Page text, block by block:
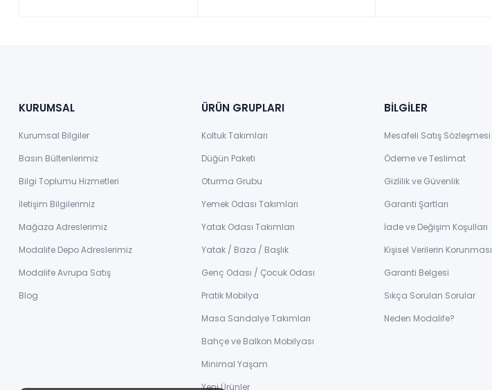
KURUMSAL
Kurumsal Bilgiler
Basın Bültenlerimiz
Bilgi Toplumu Hizmetleri
İletişim Bilgilerimiz
Mağaza Adreslerimiz
Modalife Depo Adreslerimiz
Modalife Avrupa Satış
Blog
ÜRÜN GRUPLARI
Koltuk Takımları
Düğün Paketi
Oturma Grubu
Yemek Odası Takımları
Yatak Odası Takımları
Yatak / Baza / Başlık
Genç Odası / Çocuk Odası
Pratik Mobilya
Masa Sandalye Takımları
Bahçe ve Balkon Mobilyası
Minimal Yaşam
Yeni Ürünler
BİLGİLER
Mesafeli Satış Sözleşmesi
Ödeme ve Teslimat
Gizlilik ve Güvenlik
Garanti Şartları
İade ve Değişim Koşulları
Kişisel Verilerin Korunması
Garanti Belgesi
Sıkça Sorulan Sorular
Neden Modalife?